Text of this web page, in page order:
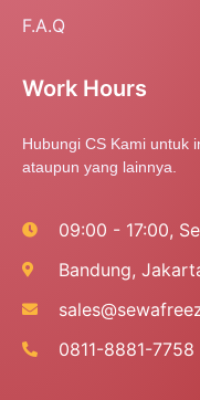
F.A.Q
Work Hours
Hubungi CS Kami untuk
ataupun yang lainnya.
09:00 - 17:00,
Bandung,
0811-8881-7758